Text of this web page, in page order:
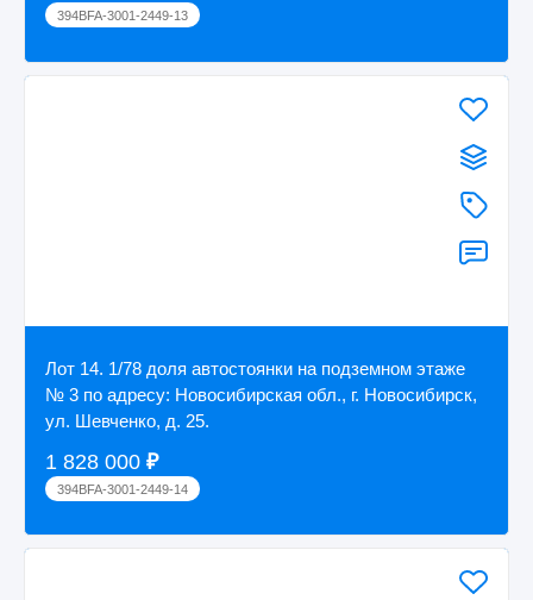
394BFA-3001-2449-13
Лот 14. 1/78 доля автостоянки на подземном этаже
№ 3 по адресу: Новосибирская обл., г. Новосибирск,
ул. Шевченко, д. 25.
1 828 000 ₽
394BFA-3001-2449-14